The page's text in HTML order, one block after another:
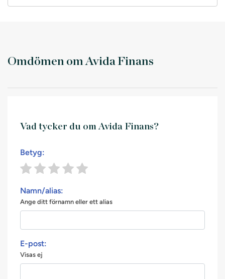
Omdömen om Avida Finans
Vad tycker du om Avida Finans?
Betyg:
Namn/alias:
Ange ditt förnamn eller ett alias
E-post:
Visas ej